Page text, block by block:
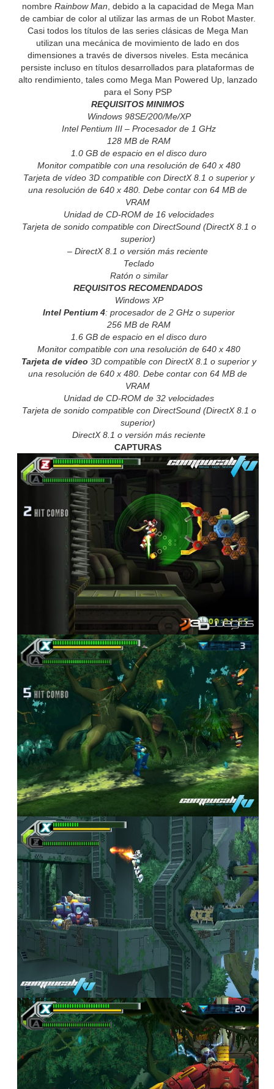
nombre Rainbow Man , debido a la capacidad de Mega Man
de cambiar de color al utilizar las armas de un Robot Master.
Casi todos los títulos de las series clásicas de Mega Man
utilizan una mecánica de movimiento de lado en dos
dimensiones a través de diversos niveles. Esta mecánica
persiste incluso en títulos desarrollados para plataformas de
alto rendimiento, tales como Mega Man Powered Up, lanzado
para el Sony PSP
REQUISITOS MINIMOS
Windows 98SE/200/Me/XP
Intel Pentium III – Procesador de 1 GHz
128 MB de RAM
1.0 GB de espacio en el disco duro
Monitor compatible con una resolución de 640 x 480
Tarjeta de vídeo 3D compatible con DirectX 8.1 o superior y
una resolución de 640 x 480. Debe contar con 64 MB de
VRAM
Unidad de CD-ROM de 16 velocidades
Tarjeta de sonido compatible con DirectSound (DirectX 8.1 o
superior)
– DirectX 8.1 o versión más reciente
Teclado
Ratón o similar
REQUISITOS RECOMENDADOS
Windows XP
Intel Pentium 4: procesador de 2 GHz o superior
256 MB de RAM
1.6 GB de espacio en el disco duro
Monitor compatible con una resolución de 640 x 480
Tarjeta de vídeo 3D compatible con DirectX 8.1 o superior y
una resolución de 640 x 480. Debe contar con 64 MB de
VRAM
Unidad de CD-ROM de 32 velocidades
Tarjeta de sonido compatible con DirectSound (DirectX 8.1 o
superior)
DirectX 8.1 o versión más reciente
CAPTURAS